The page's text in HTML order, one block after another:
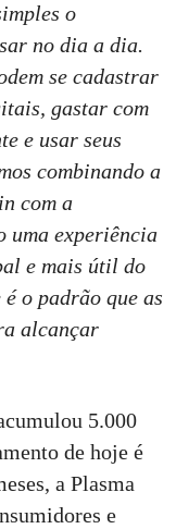
o
no dia a dia.
se cadastrar
gastar com
e usar seus
combinando a
com a
uma experiência
e mais útil do
o padrão que as
alcançar
5.000
de hoje é
a Plasma
e